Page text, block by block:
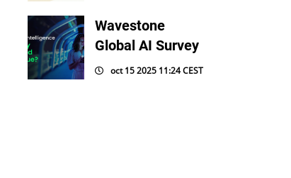
Wavestone
Global AI Survey
oct 15 2025 11:24 CEST